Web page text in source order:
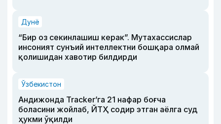
Дунё
“Бир оз секинлашиш керак”. Мутахассислар
инсоният сунъий интеллектни бошқара олмай
қолишидан хавотир билдирди
Ўзбекистон
Андижонда Tracker’га 21 нафар боғча
боласини жойлаб, ЙТҲ содир этган аёлга суд
ҳукми ўқилди